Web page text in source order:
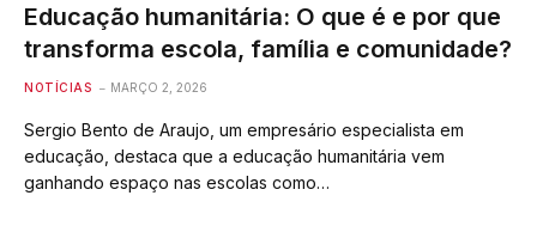
Educação humanitária: O que é e por que
transforma escola, família e comunidade?
NOTÍCIAS MARÇO 2, 2026
Sergio Bento de Araujo, um empresário especialista em
educação, destaca que a educação humanitária vem
ganhando espaço nas escolas como…